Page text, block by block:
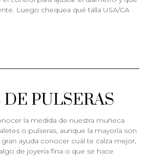
Luego chequea qué talla USA/CA
PULSERAS
la medida de nuestra muñeca
o pulseras, aunque la mayoría son
ayuda conocer cuál te calza mejor,
de joyería fina o que se hace